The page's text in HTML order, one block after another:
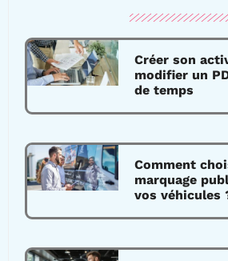
Créer son
modifier un
de temps
Comment
marquage
vos véhicules